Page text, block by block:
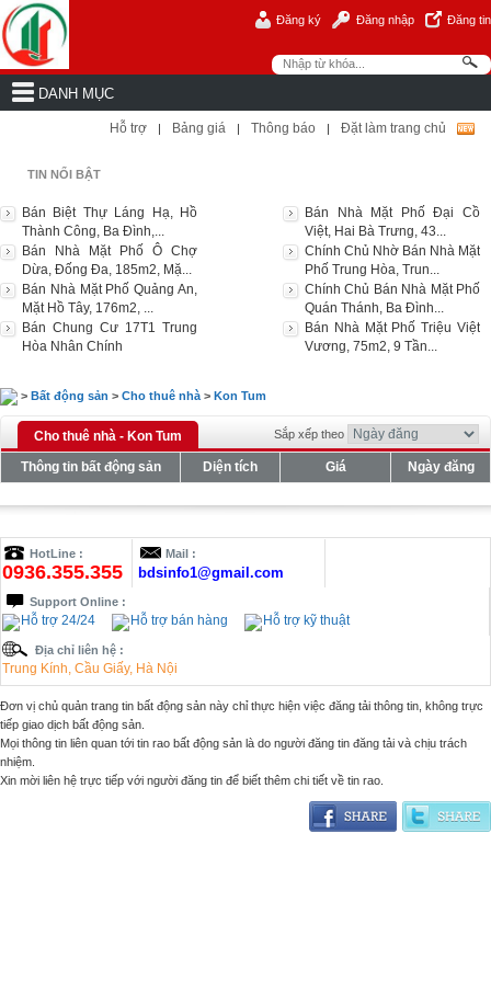
Đăng ký Đăng nhập Đăng tin
DANH MỤC
Hỗ trợ | Bảng giá | Thông báo | Đặt làm trang chủ
TIN NỔI BẬT
Bán Biệt Thự Láng Hạ, Hồ
Thành Công, Ba Đình,...
Bán Nhà Mặt Phố Ô Chợ
Dừa, Đống Đa, 185m2, Mặ...
Bán Nhà Mặt Phố Quảng An,
Mặt Hồ Tây, 176m2, ...
Bán Chung Cư 17T1 Trung
Hòa Nhân Chính
Bán Nhà Mặt Phố Đại Cồ
Việt, Hai Bà Trưng, 43...
Chính Chủ Nhờ Bán Nhà Mặt
Phố Trung Hòa, Trun...
Chính Chủ Bán Nhà Mặt Phố
Quán Thánh, Ba Đình...
Bán Nhà Mặt Phố Triệu Việt
Vương, 75m2, 9 Tần...
> Bất động sản > Cho thuê nhà > Kon Tum
Cho thuê nhà - Kon Tum Sắp xếp theo
Thông tin bất động sản Diện tích Giá Ngày đăng
HotLine :
0936.355.355
Mail :
bdsinfo1@gmail.com
Support Online :
Hỗ trợ 24/24 Hỗ trợ bán hàng Hỗ trợ kỹ thuật
Địa chỉ liên hệ :
Trung Kính, Cầu Giấy, Hà Nội
Đơn vị chủ quản trang tin bất động sản này chỉ thực hiện việc đăng tải thông tin, không trực
tiếp giao dịch bất động sản.
Mọi thông tin liên quan tới tin rao bất động sản là do người đăng tin đăng tải và chịu trách
nhiệm.
Xin mời liên hệ trực tiếp với người đăng tin để biết thêm chi tiết về tin rao.